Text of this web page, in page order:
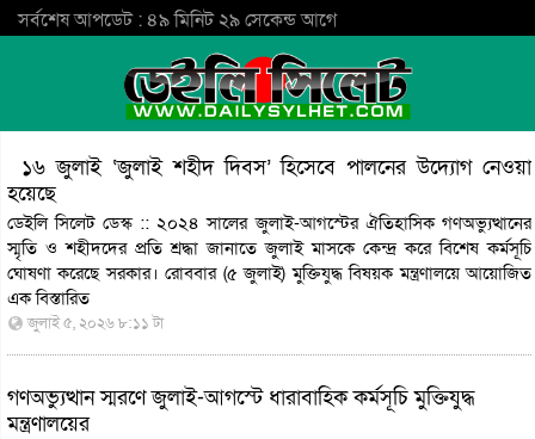
সর্বশেষ আপডেট : ৪৯ মিনিট ২৯ সেকেন্ড আগে
১৬ জুলাই ‘জুলাই শহীদ দিবস’ হিসেবে পালনের উদ্যোগ নেওয়া
হয়েছে
ডেইলি সিলেট ডেস্ক :: ২০২৪ সালের জুলাই-আগস্টের ঐতিহাসিক গণঅভ্যুত্থানের
স্মৃতি ও শহীদদের প্রতি শ্রদ্ধা জানাতে জুলাই মাসকে কেন্দ্র করে বিশেষ কর্মসূচি
ঘোষণা করেছে সরকার। রোববার (৫ জুলাই) মুক্তিযুদ্ধ বিষয়ক মন্ত্রণালয়ে আয়োজিত
একবিস্তারিত
জুলাই ৫, ২০২৬ ৮:১১ টা
গণঅভ্যুত্থান স্মরণে জুলাই-আগস্টে ধারাবাহিক কর্মসূচি মুক্তিযুদ্ধ
মন্ত্রণালয়ের